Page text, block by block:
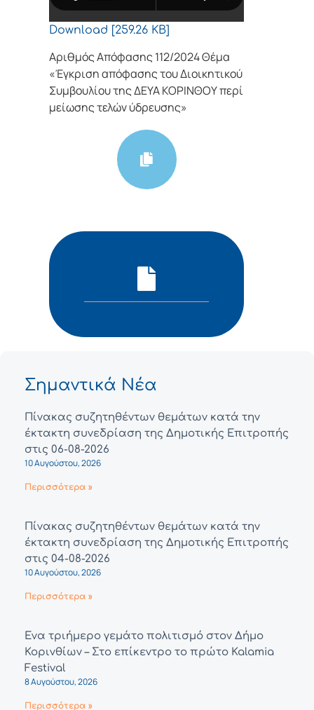
Download [259.26 KB]
Αριθμός Απόφασης 112/2024 Θέμα
«Έγκριση απόφασης του Διοικητικού
Συμβουλίου της ΔΕΥΑ ΚΟΡΙΝΘΟΥ περί
μείωσης τελών ύδρευσης»
Σημαντικά Νέα
Πίνακας συζητηθέντων θεμάτων κατά την
έκτακτη συνεδρίαση της Δημοτικής Επιτροπής
στις 06-08-2026
10 Αυγούστου, 2026
Περισσότερα »
Πίνακας συζητηθέντων θεμάτων κατά την
έκτακτη συνεδρίαση της Δημοτικής Επιτροπής
στις 04-08-2026
10 Αυγούστου, 2026
Περισσότερα »
Ένα τριήμερο γεμάτο πολιτισμό στον Δήμο
Κορινθίων – Στο επίκεντρο το πρώτο Kalamia
Festival
8 Αυγούστου, 2026
Περισσότερα »